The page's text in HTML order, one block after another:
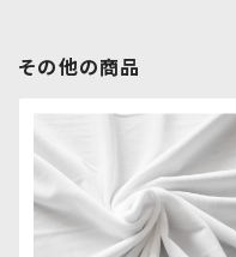
その他の商品